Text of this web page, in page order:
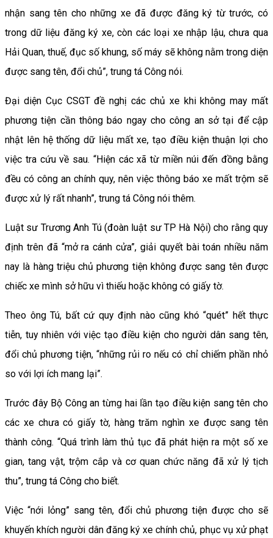
nhận sang tên cho những xe đã được đăng ký từ trước, có
trong dữ liệu đăng ký xe, còn các loại xe nhập lậu, chưa qua
Hải Quan, thuế, đục số khung, số máy sẽ không nằm trong diện
được sang tên, đổi chủ”, trung tá Công nói.
Đại diện Cục CSGT đề nghị các chủ xe khi không may mất
phương tiện cần thông báo ngay cho công an sở tại để cập
nhật lên hệ thống dữ liệu mất xe, tạo điều kiện thuận lợi cho
việc tra cứu về sau. “Hiện các xã từ miền núi đến đồng bằng
đều có công an chính quy, nên việc thông báo xe mất trộm sẽ
được xử lý rất nhanh”, trung tá Công nói thêm.
Luật sư Trương Anh Tú (đoàn luật sư TP Hà Nội) cho rằng quy
định trên đã “mở ra cánh cửa”, giải quyết bài toán nhiều năm
nay là hàng triệu chủ phương tiện không được sang tên được
chiếc xe mình sở hữu vì thiếu hoặc không có giấy tờ.
Theo ông Tú, bất cứ quy định nào cũng khó “quét” hết thực
tiễn, tuy nhiên với việc tạo điều kiện cho người dân sang tên,
đổi chủ phương tiện, “những rủi ro nếu có chỉ chiếm phần nhỏ
so với lợi ích mang lại”.
Trước đây Bộ Công an từng hai lần tạo điều kiện sang tên cho
các xe chưa có giấy tờ, hàng trăm nghìn xe được sang tên
thành công. “Quá trình làm thủ tục đã phát hiện ra một số xe
gian, tang vật, trộm cắp và cơ quan chức năng đã xử lý tịch
thu”, trung tá Công cho biết.
Việc “nới lỏng” sang tên, đổi chủ phương tiện được cho sẽ
khuyến khích người dân đăng ký xe chính chủ, phục vụ xử phạt